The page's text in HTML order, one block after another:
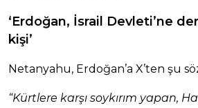
‘Erdoğan, İsrail Devleti’ne
kişi’
Netanyahu, Erdoğan’a X’ten şu
“Kürtlere karşı soykırım yapan,